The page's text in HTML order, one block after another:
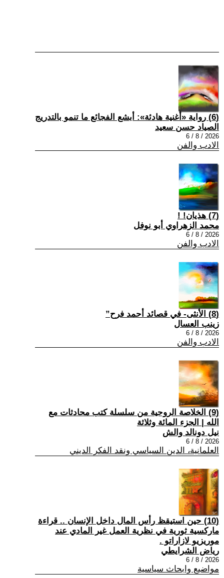
(6) رواية «أغنية هادئة»: أبشع الفجائع ما تنمو بالتدريج
الصياد حسن سعيد
2026 / 8 / 6
الادب والفن
(7) هذيان! !
محمد الزهراوي أبو نوفل
2026 / 8 / 6
الادب والفن
(8) الأنثى- في قصائد أحمد فرح”
زينب العسال
2026 / 8 / 6
الادب والفن
(9) الخلاصة الروحية من سلسلة كتب محادثات مع
الله | الجزء المائة وثلاثة
نيل دونالد والش
2026 / 8 / 6
العلمانية، الدين السياسي ونقد الفكر الديني
(10) حين استيقظ رأس المال داخل الإنسان .. قراءة
ماركسية ثورية في نظرية العمل غير المادي عند
موريزيو لازاراتو .
رياض الشرايطي
2026 / 8 / 6
مواضيع وابحاث سياسية